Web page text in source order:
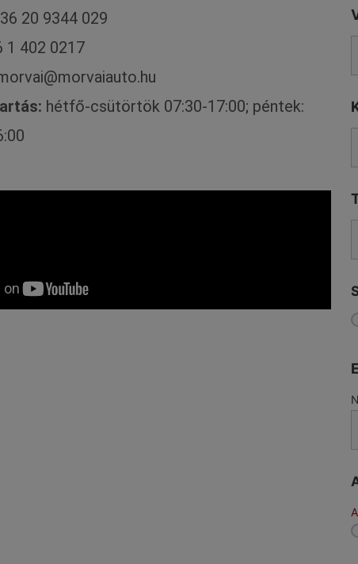
20 9344 029
1 402 0217
hétfő-csütörtök 07:30-17:00; péntek: